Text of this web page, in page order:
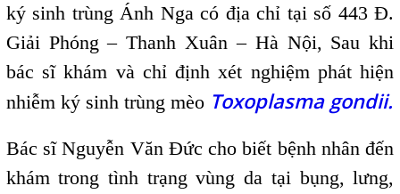
ký sinh trùng Ánh Nga có địa chỉ tại số 443 Đ.
Giải Phóng – Thanh Xuân – Hà Nội, Sau khi
bác sĩ khám và chỉ định xét nghiệm phát hiện
nhiễm ký sinh trùng mèo Toxoplasma gondii.
Bác sĩ Nguyễn Văn Đức cho biết bệnh nhân đến
khám trong tình trạng vùng da tại bụng, lưng,